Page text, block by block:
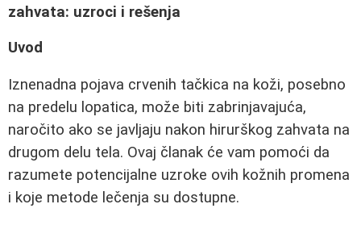
zahvata: uzroci i rešenja
Uvod
Iznenadna pojava crvenih tačkica na koži, posebno
na predelu lopatica, može biti zabrinjavajuća,
naročito ako se javljaju nakon hirurškog zahvata na
drugom delu tela. Ovaj članak će vam pomoći da
razumete potencijalne uzroke ovih kožnih promena
i koje metode lečenja su dostupne.